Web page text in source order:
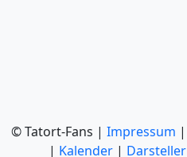
© Tatort-Fans | Impressum |
| Kalender | Darsteller